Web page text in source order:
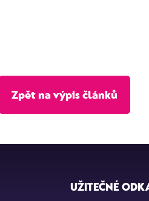
Zpět na výpis článků
UŽITEČNÉ